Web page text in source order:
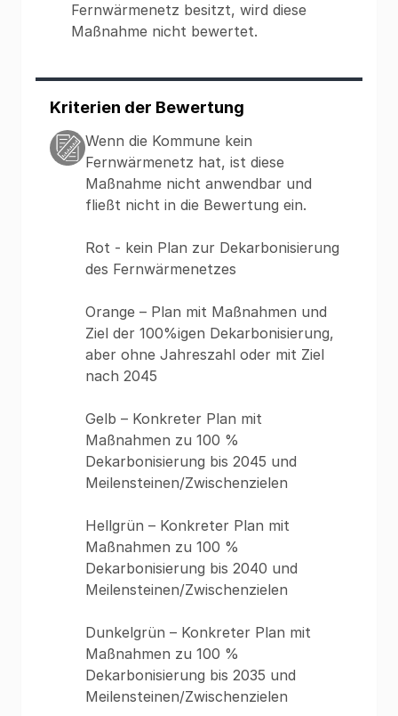
Fernwärmenetz besitzt, wird diese
Maßnahme nicht bewertet.
Kriterien der Bewertung
Wenn die Kommune kein
Fernwärmenetz hat, ist diese
Maßnahme nicht anwendbar und
fließt nicht in die Bewertung ein.
Rot - kein Plan zur Dekarbonisierung
des Fernwärmenetzes
Orange – Plan mit Maßnahmen und
Ziel der 100%igen Dekarbonisierung,
aber ohne Jahreszahl oder mit Ziel
nach 2045
Gelb – Konkreter Plan mit
Maßnahmen zu 100 %
Dekarbonisierung bis 2045 und
Meilensteinen/Zwischenzielen
Hellgrün – Konkreter Plan mit
Maßnahmen zu 100 %
Dekarbonisierung bis 2040 und
Meilensteinen/Zwischenzielen
Dunkelgrün – Konkreter Plan mit
Maßnahmen zu 100 %
Dekarbonisierung bis 2035 und
Meilensteinen/Zwischenzielen